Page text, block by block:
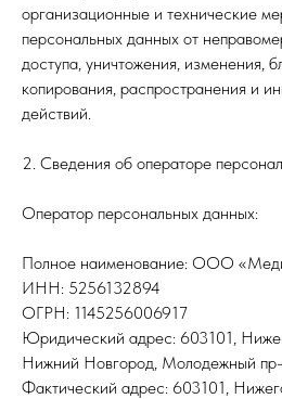
организационные и технические
персональных данных от
доступа, уничтожения, изменения,
копирования, распространения и
действий.
2. Сведения об операторе
Оператор персональных данных:
Полное наименование: ООО
ИНН: 5256132894
ОГРН: 1145256006917
Юридический адрес: 603101,
Нижний Новгород, Молодежный пр-
Фактический адрес: 603101,